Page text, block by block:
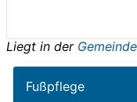
Liegt in der
Fußpflege